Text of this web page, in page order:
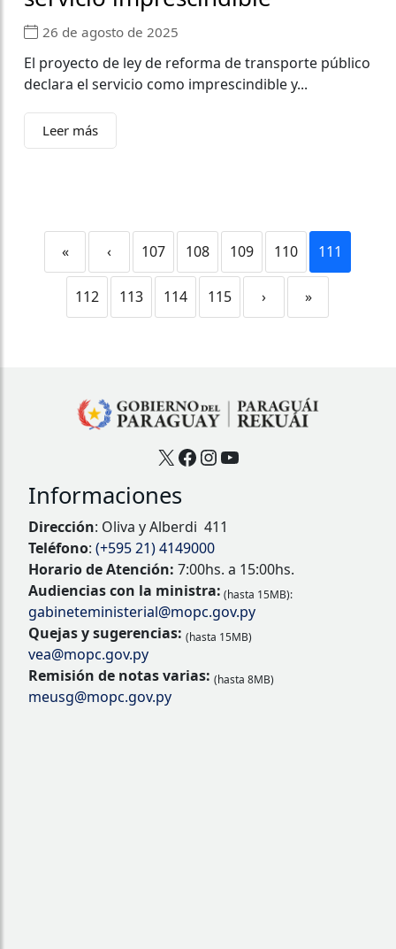
26 de agosto de 2025
El proyecto de ley de reforma de transporte público
declara el servicio como imprescindible y...
Leer más
« ‹ 107 108 109 110 111
112 113 114 115 › »
X Facebook
Instagram
YouTube
Informaciones
Dirección: Oliva y Alberdi 411
Teléfono: (+595 21) 4149000
Horario de Atención: 7:00hs. a 15:00hs.
Audiencias con la ministra: (hasta 15MB):
gabineteministerial@mopc.gov.py
Quejas y sugerencias: (hasta 15MB)
vea@mopc.gov.py
Remisión de notas varias: (hasta 8MB)
meusg@mopc.gov.py